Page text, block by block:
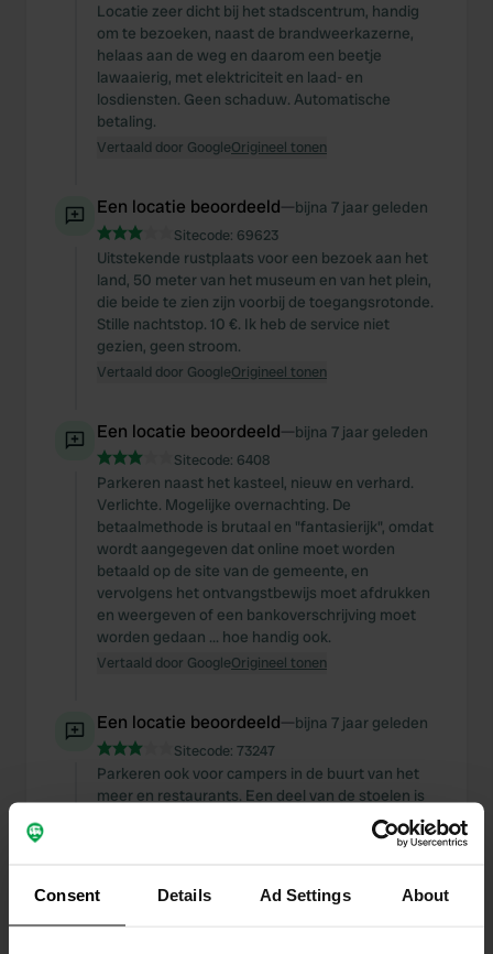
Consent Details Ad Settings About
Locatie zeer dicht bij het stadscentrum, handig
om te bezoeken, naast de brandweerkazerne,
helaas aan de weg en daarom een beetje
lawaaierig, met elektriciteit en laad- en
losdiensten. Geen schaduw. Automatische
betaling.
Vertaald door GoogleOrigineel tonen
Een locatie beoordeeld—bijna 7 jaar geleden
Sitecode: 69623
Uitstekende rustplaats voor een bezoek aan het
land, 50 meter van het museum en van het plein,
die beide te zien zijn voorbij de toegangsrotonde.
Stille nachtstop. 10 €. Ik heb de service niet
gezien, geen stroom.
Vertaald door GoogleOrigineel tonen
Een locatie beoordeeld—bijna 7 jaar geleden
Sitecode: 6408
Parkeren naast het kasteel, nieuw en verhard.
Verlichte. Mogelijke overnachting. De
betaalmethode is brutaal en "fantasierijk", omdat
wordt aangegeven dat online moet worden
betaald op de site van de gemeente, en
vervolgens het ontvangstbewijs moet afdrukken
en weergeven of een bankoverschrijving moet
worden gedaan ... hoe handig ook.
Vertaald door GoogleOrigineel tonen
Een locatie beoordeeld—bijna 7 jaar geleden
Sitecode: 73247
Parkeren ook voor campers in de buurt van het
meer en restaurants. Een deel van de stoelen is
gereserveerd voor de boogschuttersclub, maar
ze zijn vaak toch bezet. Er is geen plaats voor